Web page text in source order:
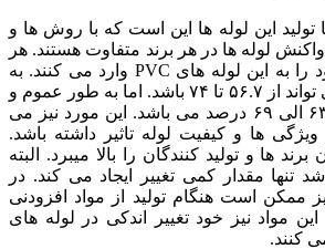
این لوله ها این است که با روش ها و
لوله ها در هر برند متفاوت هستند. هر
تولیدی درصد خاص خود را به این لوله های PVC وارد می کنند. به
طور کلی این درصد می تواند از ۵۶.۷ تا ۷۴ باشد. اما به طور عموم و
میانگین مقدار آن بین ۶۳ الی ۶۹ درصد می باشد. این مورد نیز می
ها و کیفیت لوله تاثیر داشته باشد.
و تولید کنندگان را بالا میبرد. البته
مقدار کمی تغییر ایجاد می کند. در
است هنگام تولید از مواد افزودنی
نیز خود تغییر اندکی در لوله های